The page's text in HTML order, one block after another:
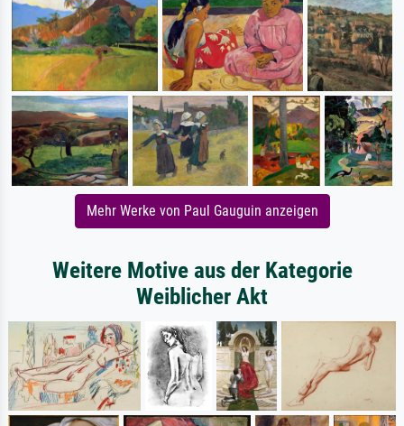
Mehr Werke von Paul Gauguin anzeigen
Weitere Motive aus der Kategorie
Weiblicher Akt